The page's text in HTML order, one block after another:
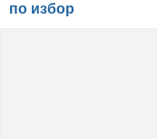
по избор